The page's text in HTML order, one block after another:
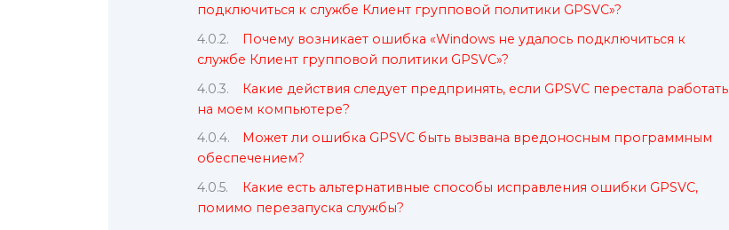
подключиться к службе Клиент групповой политики GPSVC»?
Почему возникает ошибка «Windows не удалось подключиться к
службе Клиент групповой политики GPSVC»?
Какие действия следует предпринять, если GPSVC перестала работать
на моем компьютере?
Может ли ошибка GPSVC быть вызвана вредоносным программным
обеспечением?
Какие есть альтернативные способы исправления ошибки GPSVC,
помимо перезапуска службы?